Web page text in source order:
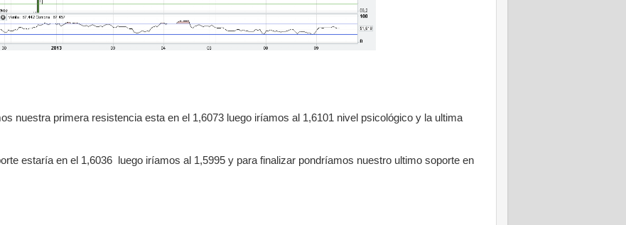
nuestra primera resistencia esta en el 1,6073 luego iríamos al 1,6101 nivel psicológico y la ultima
estaría en el 1,6036 luego iríamos al 1,5995 y para finalizar pondríamos nuestro ultimo soporte en